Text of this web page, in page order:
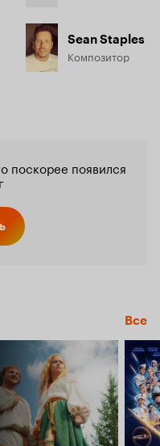
Sean Staples
Композитор
поскорее появился
Все